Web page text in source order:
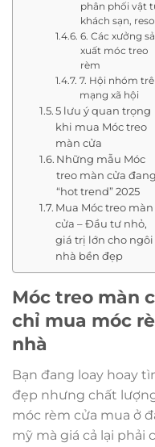
phân phối vật
khách sạn,
6. Các xưởng
xuất móc treo
rèm
7. Hội nhóm
mạng xã hội
5 lưu ý quan trọng
khi mua Móc treo
màn cửa
Những mẫu Móc
treo màn cửa đang
“hot trend” 2025
Mua Móc treo màn
cửa – Đầu tư nhỏ,
giá trị lớn cho ngôi
nhà bền đẹp
Móc treo màn
chỉ mua móc
nhà
Bạn đang loay hoay
đẹp nhưng chất
móc rèm cửa mua ở
mỹ mà giá cả lại phải